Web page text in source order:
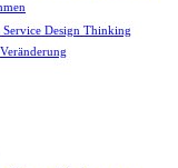
Service Design Thinking
Veränderung